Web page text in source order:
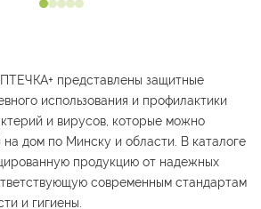
представлены защитные
использования и профилактики
и вирусов, которые можно
на дом по Минску и области. В каталоге
продукцию от надежных
современным стандартам
и гигиены.